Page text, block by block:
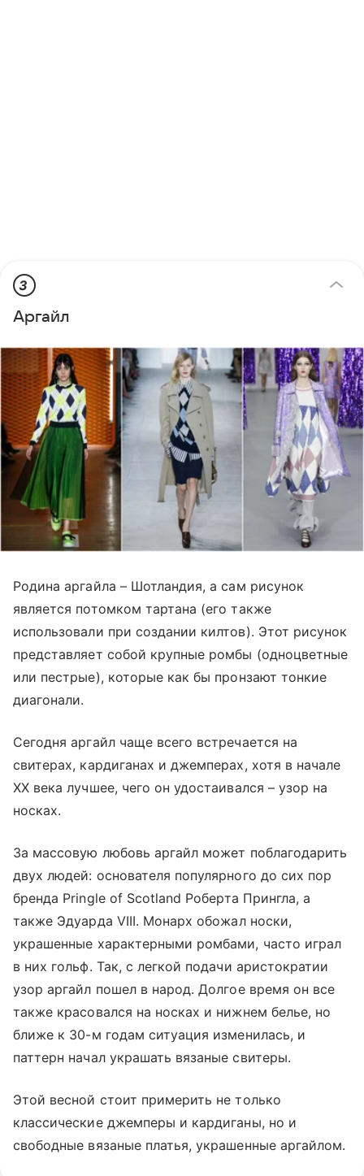
3
Аргайл
Родина аргайла – Шотландия, а сам рисунок
является потомком тартана (его также
использовали при создании килтов). Этот рисунок
представляет собой крупные ромбы (одноцветные
или пестрые), которые как бы пронзают тонкие
диагонали.
Сегодня аргайл чаще всего встречается на
свитерах, кардиганах и джемперах, хотя в начале
XX века лучшее, чего он удостаивался – узор на
носках.
За массовую любовь аргайл может поблагодарить
двух людей: основателя популярного до сих пор
бренда Pringle of Scotland Роберта Прингла, а
также Эдуарда VIII. Монарх обожал носки,
украшенные характерными ромбами, часто играл
в них гольф. Так, с легкой подачи аристократии
узор аргайл пошел в народ. Долгое время он все
также красовался на носках и нижнем белье, но
ближе к 30-м годам ситуация изменилась, и
паттерн начал украшать вязаные свитеры.
Этой весной стоит примерить не только
классические джемперы и кардиганы, но и
свободные вязаные платья, украшенные аргайлом.